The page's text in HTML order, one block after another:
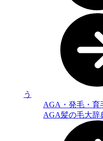
う
AGA・発毛・育
AGA髪の毛大辞